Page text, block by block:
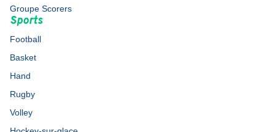
Groupe Scorers
Sports
Football
Basket
Hand
Rugby
Volley